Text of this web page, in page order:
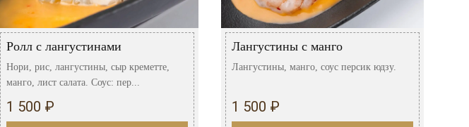
Ролл с лангустинами
Нори, рис, лангустины, сыр креметте,
манго, лист салата. Соус: пер...
1 500 ₽
Лангустины с манго
Лангустины, манго, соус персик юдзу.
1 500 ₽